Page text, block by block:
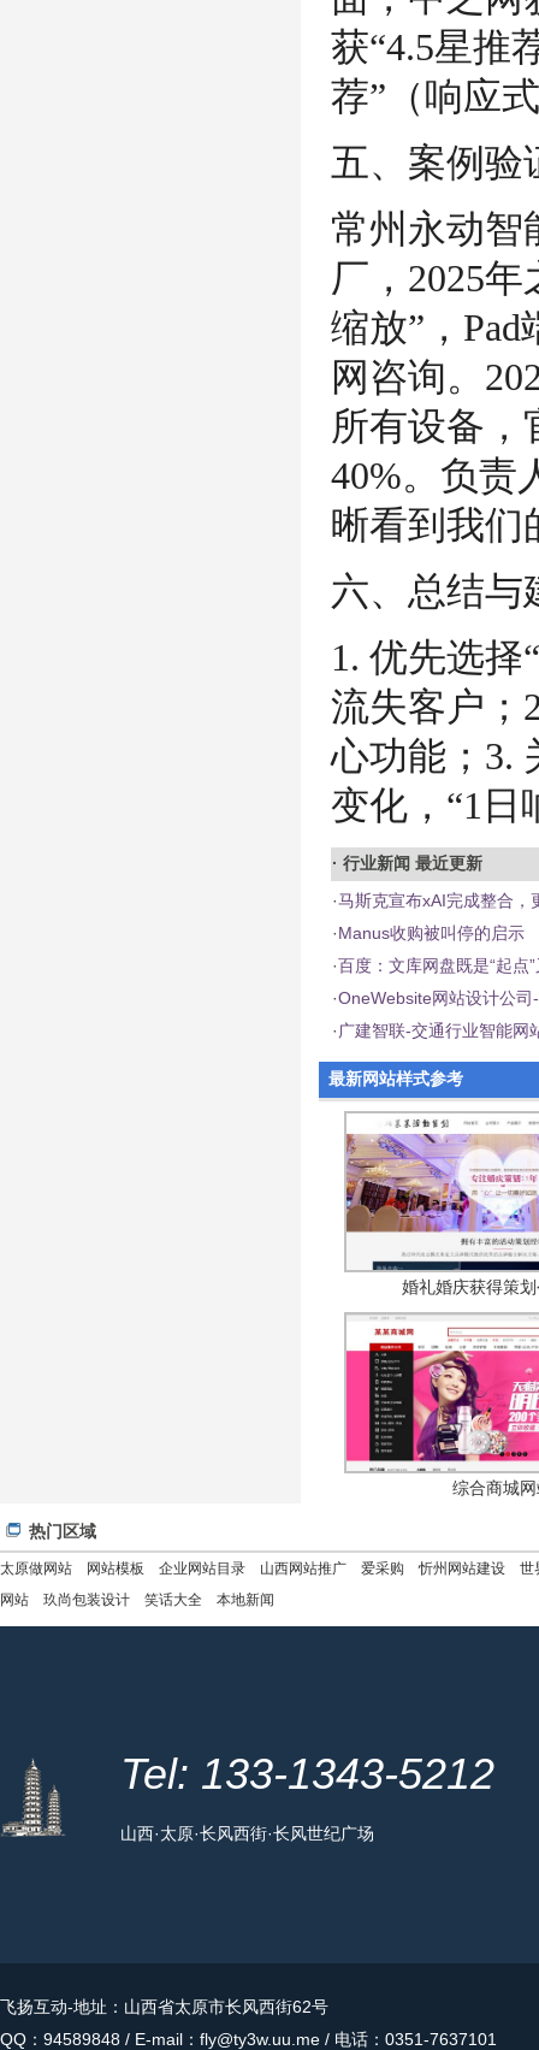
获“4.5星推
荐”（响应
五、案例验
常州永动智
厂，2025
缩放”，
网咨询。
所有设备，
40%。负责
晰看到我们
六、总结与
1. 优先选择
流失客户；
心功能；3.
变化，“1日
· 行业新闻 最近更新
·马斯克宣布xAI完成整合，
·Manus收购被叫停的启示
·百度：文库网盘既是“起点
·OneWebsite网站设计公
· 广建智联-交通行业智能网
最新网站样式参考
婚礼婚庆获得策
综合商城
热门区域
太原做网站 网站模板 企业网站目录 山西网站推广 爱采购 忻州网站建设
世
网站
玖尚包装设计 笑话大全 本地新闻
Tel: 133-1343-5212
山西·太原·长风西街·长风世纪广场
飞扬互动-地址：山西省太原市长风西街62号
QQ：94589848 / E-mail：fly@ty3w.uu.me / 电话：0351-7637101